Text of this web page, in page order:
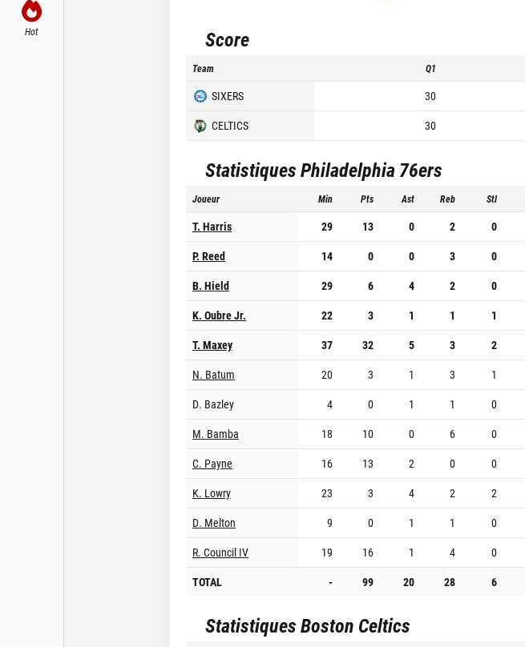
Hot Score
Team Q1
SIXERS 30
CELTICS
30
StatistiquesPhiladelphia 76ers
Joueur Min Pts Ast Reb Stl
T. Harris 29 13 0 2 0
P. Reed
14 0 0 3 0
B. Hield
29 6 4 2 0
K. Oubre Jr.
22 3 1 1 1
T. Maxey
37 32 5 3 2
N. Batum
20 3 1 3 1
D. Bazley
4 0 1 1 0
M. Bamba
18 10 0 6 0
C. Payne
16 13 2 0 0
K. Lowry
23 3 4 2 2
D. Melton
9 0 1 1 0
R. Council IV
19 16 1 4 0
TOTAL
- 99 20 28 6
StatistiquesBoston Celtics